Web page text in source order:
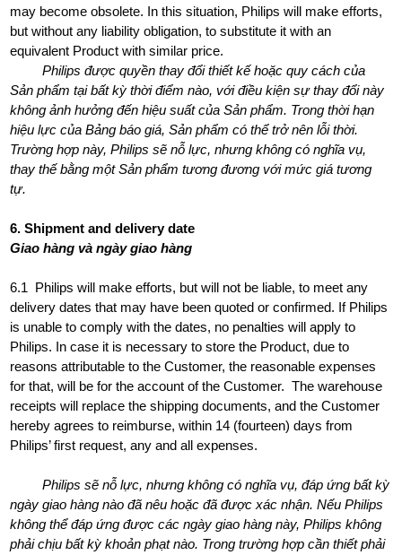
may become obsolete. In this situation, Philips will make efforts,
but without any liability obligation, to substitute it with an
equivalent Product with similar price.
Philips được quyền thay đổi thiết kế hoặc quy cách của
Sản phẩm tại bất kỳ thời điểm nào, với điều kiện sự thay đổi này
không ảnh hưởng đến hiệu suất của Sản phẩm. Trong thời hạn
hiệu lực của Bảng báo giá, Sản phẩm có thể trở nên lỗi thời.
Trường hợp này, Philips sẽ nỗ lực, nhưng không có nghĩa vụ,
thay thế bằng một Sản phẩm tương đương với mức giá tương
tự.
6. Shipment and delivery date
Giao hàng và ngày giao hàng
6.1 Philips will make efforts, but will not be liable, to meet any
delivery dates that may have been quoted or confirmed. If Philips
is unable to comply with the dates, no penalties will apply to
Philips. In case it is necessary to store the Product, due to
reasons attributable to the Customer, the reasonable expenses
for that, will be for the account of the Customer. The warehouse
receipts will replace the shipping documents, and the Customer
hereby agrees to reimburse, within 14 (fourteen) days from
Philips’ first request, any and all expenses.
Philips sẽ nỗ lực, nhưng không có nghĩa vụ, đáp ứng bất kỳ
ngày giao hàng nào đã nêu hoặc đã được xác nhận. Nếu Philips
không thể đáp ứng được các ngày giao hàng này, Philips không
phải chịu bất kỳ khoản phạt nào. Trong trường hợp cần thiết phải